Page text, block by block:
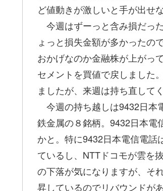
ど値動きが激しいと手が出せ
今週はずーっと含み損だっ
ょっと損失金額が多かったの
おかげなのか金融株が上がっ
セメントを買値で戻しました
ましたが、来週は持ち直して
今週の持ち越しは9432日本
鉄金属の８銘柄。9432日本電
かと。特に9432日本電信電話
ているし、NTTドコモが雲を
の下落が気になりますが、そ
昇しているのでリバウンドが